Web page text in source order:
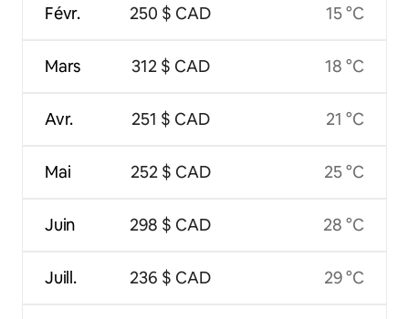
Févr.
Mars
Avr.
Mai
Juin
Juill.
250 $ CAD
312 $ CAD
251 $ CAD
252 $ CAD
298 $ CAD
236 $ CAD
15 °C
18 °C
21 °C
25 °C
28 °C
29 °C